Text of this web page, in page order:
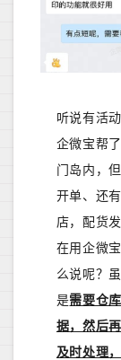
听说有活
企微宝帮
门岛内，
开单、还
店，配货
在用企微
么说呢？
是需要仓
据，然后
及时处理